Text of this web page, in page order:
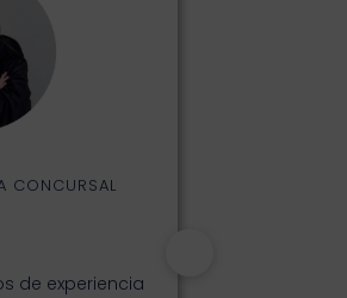
CONCURSAL
de experiencia